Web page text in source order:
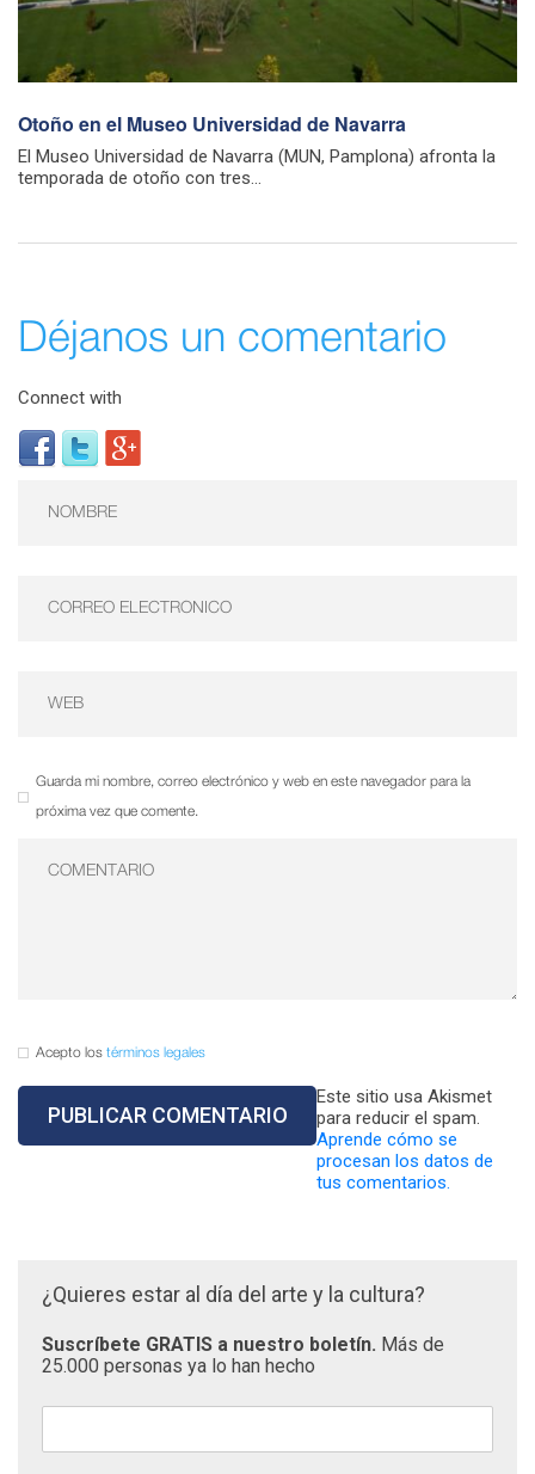
Otoño en el Museo Universidad de Navarra
El Museo Universidad de Navarra (MUN, Pamplona) afronta la
temporada de otoño con tres...
Déjanos un comentario
Connect with
Guarda mi nombre, correo electrónico y web en este navegador para la
próxima vez que comente.
Acepto los términos legales
Este sitio usa Akismet
para reducir el spam.
Aprende cómo se
procesan los datos de
tus comentarios.
¿Quieres estar al día del arte y la cultura?
Suscríbete GRATIS a nuestro boletín. Más de
25.000 personas ya lo han hecho